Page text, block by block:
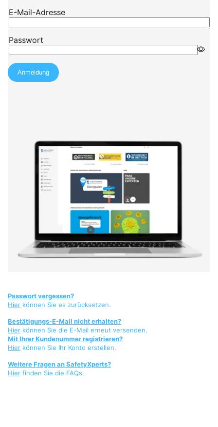
Passwort vergessen?
Hier können Sie es zurücksetzen.
Bestätigungs-E-Mail nicht erhalten?
Hier können Sie die E-Mail erneut versenden.
Mit Ihrer Kundenummer registrieren?
Hier können Sie Ihr Konto erstellen.
Weitere Fragen an SafetyXperts?
Hier finden Sie die FAQs.